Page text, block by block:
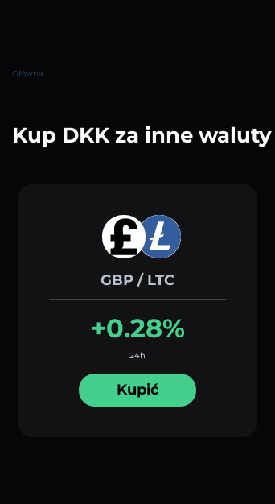
Główna
Kup DKK za inne waluty
GBP / LTC
+0.28%
24h
Kupić